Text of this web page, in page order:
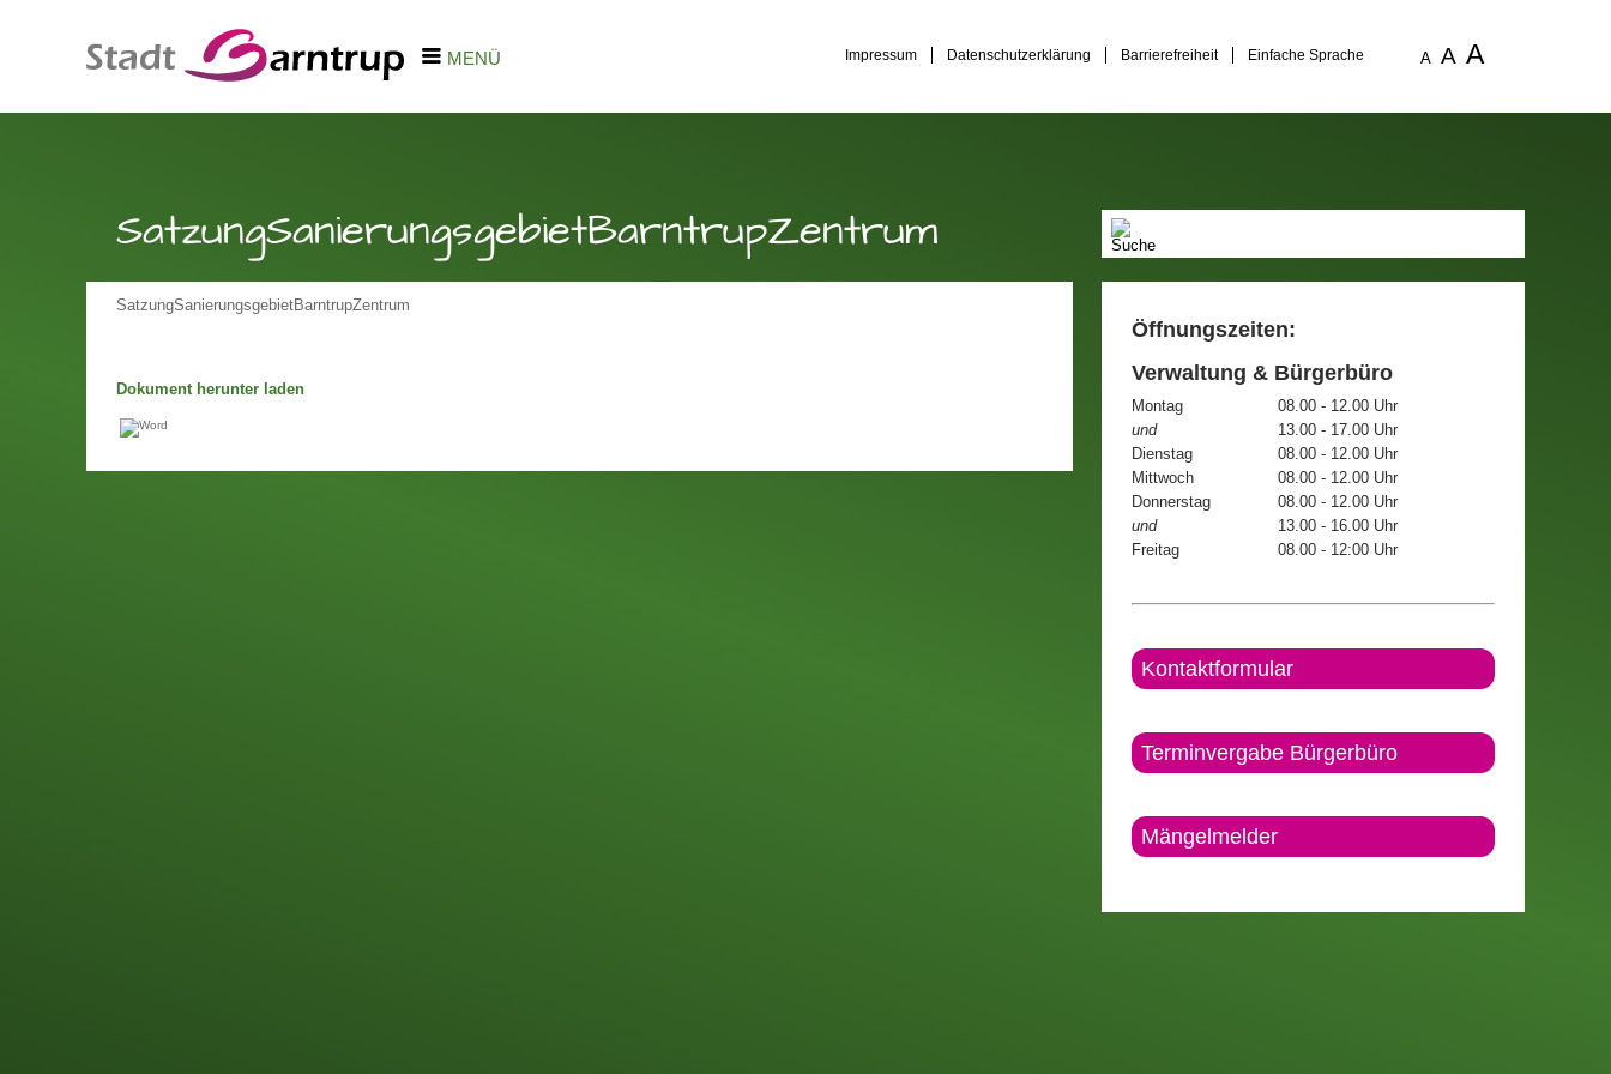
MENÜ Impressum Datenschutzerklärung Barrierefreiheit Einfache Sprache A A A
SatzungSanierungsgebietBarntrupZentrum
SatzungSanierungsgebietBarntrupZentrum
Dokument herunter laden
Öffnungszeiten:
Verwaltung & Bürgerbüro
Montag
08.00 - 12.00 Uhr
und
13.00 - 17.00 Uhr
Dienstag
08.00 - 12.00 Uhr
Mittwoch
08.00 - 12.00 Uhr
Donnerstag
08.00 - 12.00 Uhr
und
13.00 - 16.00 Uhr
Freitag
08.00 - 12:00 Uhr
Kontaktformular
Terminvergabe Bürgerbüro
Mängelmelder